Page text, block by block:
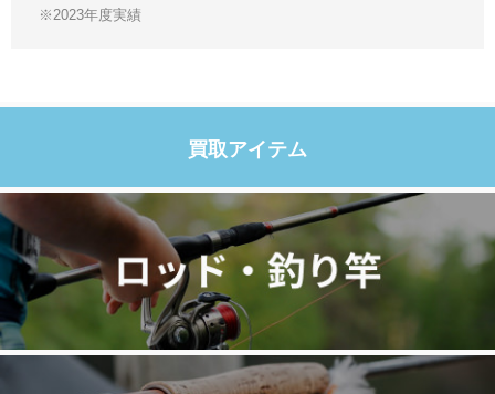
※2023年度実績
買取アイテム